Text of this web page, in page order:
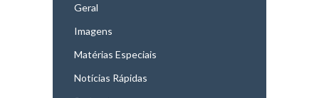
Geral
Imagens
Matérias Especiais
Notícias Rápidas